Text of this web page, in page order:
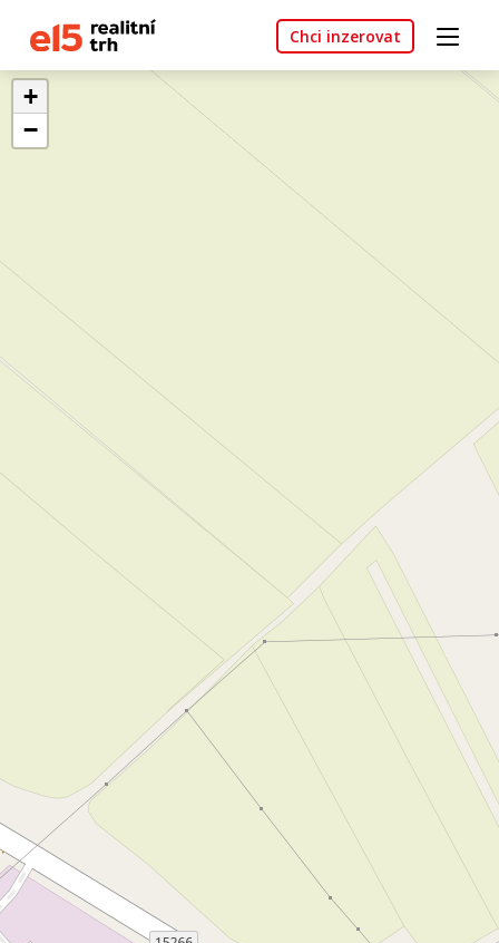
Chci inzerovat
+
−